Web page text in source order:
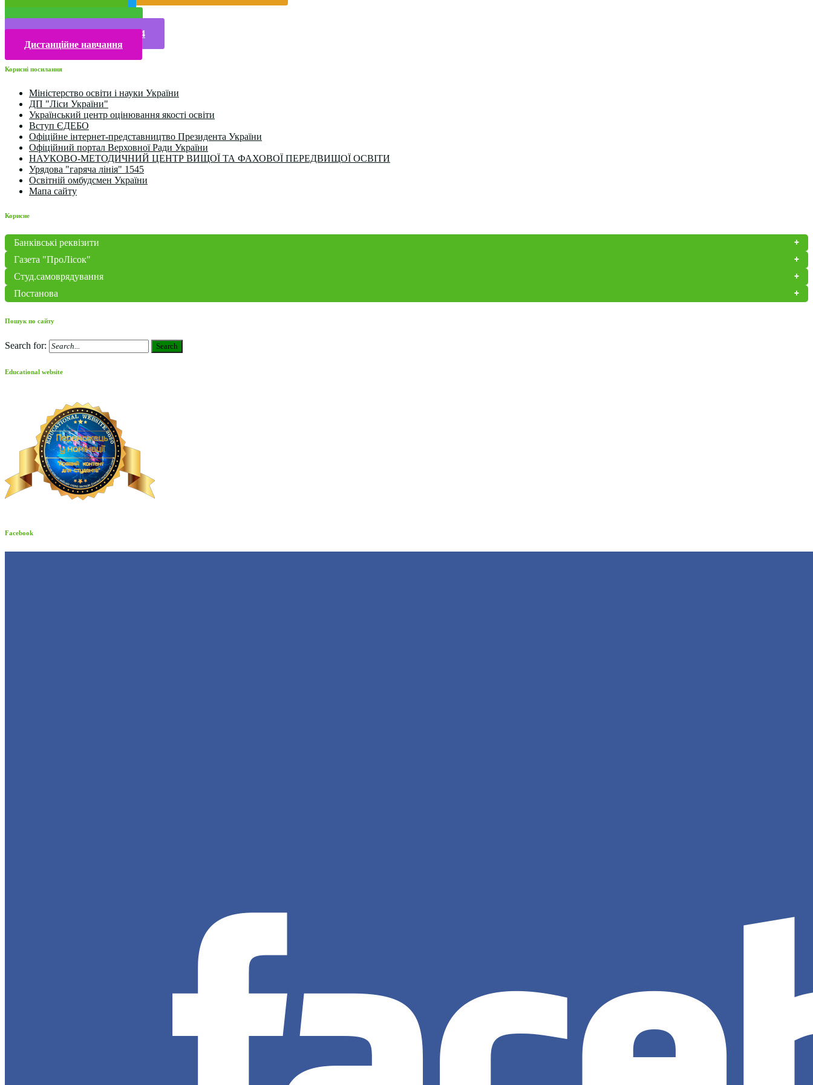
Конкурси та олімпіади 2024
Дистанційне навчання
Корисні посилання
Міністерство освіти і науки України
ДП "Ліси України"
Український центр оцінювання якості освіти
Вступ ЄДЕБО
Офіційне інтернет-представництво Президента України
Офіційний портал Верховної Ради України
НАУКОВО-МЕТОДИЧНИЙ ЦЕНТР ВИЩОЇ ТА ФАХОВОЇ ПЕРЕДВИЩОЇ ОСВІТИ
Урядова "гаряча лінія" 1545
Освітній омбудсмен України
Мапа сайту
Корисне
Банківські реквізити
Газета "ПроЛісок"
Студ.самоврядування
Постанова
Пошук по сайту
Search for: Search
Educational website
Facebook